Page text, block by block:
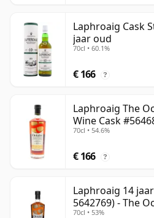
Laphroaig Cask
jaar oud
70cl • 60.1%
€ 166 ?
Laphroaig The
Wine Cask
70cl • 54.6%
€ 166 ?
Laphroaig 14
5642769) - The
70cl • 53%